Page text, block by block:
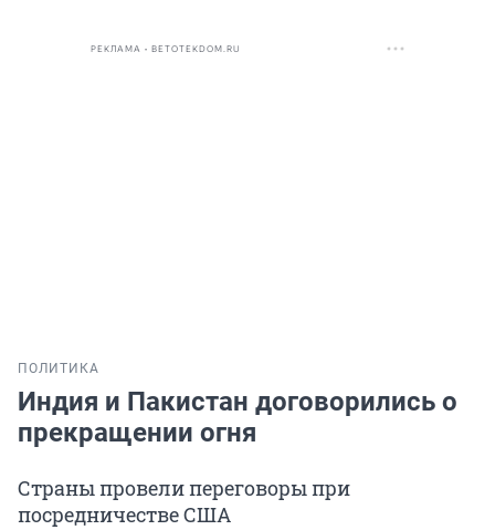
РЕКЛАМА • BETOTEKDOM.RU
ПОЛИТИКА
Индия и Пакистан договорились о
прекращении огня
Страны провели переговоры при
посредничестве США